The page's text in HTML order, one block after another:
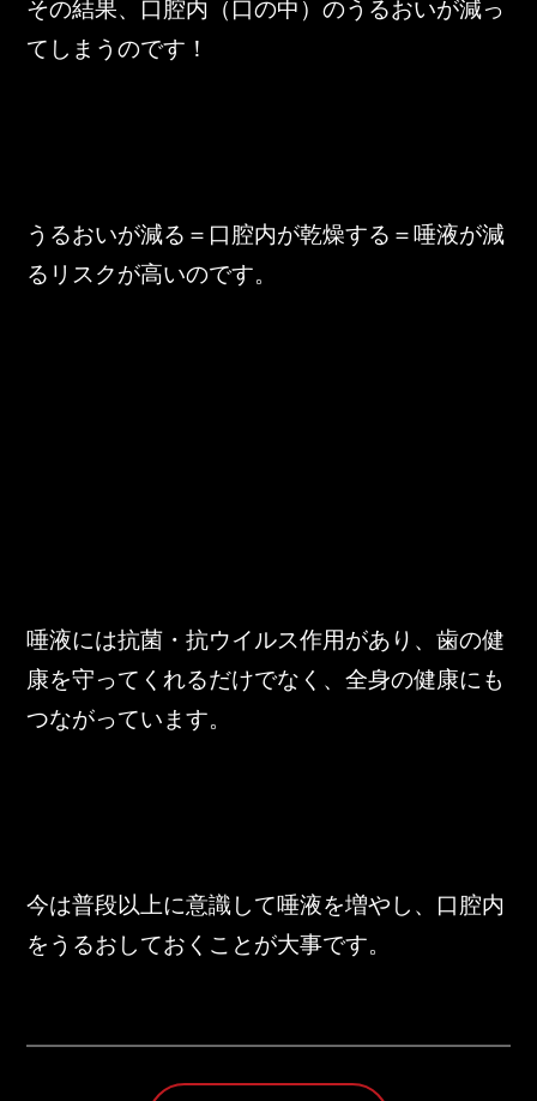
その結果、口腔内（口の中）のうるおいが減っ
てしまうのです！
うるおいが減る＝口腔内が乾燥する＝唾液が減
るリスクが高いのです。
唾液には抗菌・抗ウイルス作用があり、歯の健
康を守ってくれるだけでなく、全身の健康にも
つながっています。
今は普段以上に意識して唾液を増やし、口腔内
をうるおしておくことが大事です。